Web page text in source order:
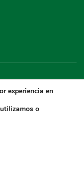
experiencia en
o